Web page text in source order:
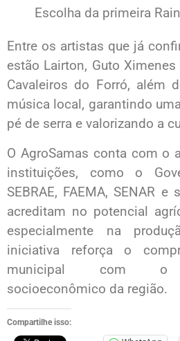
Escolha da primeira
Entre os artistas que já
estão Lairton, Guto
Cavaleiros do Forró, além
música local, garantindo
pé de serra e valorizando a
O AgroSamas conta com o
instituições, como o
SEBRAE, FAEMA, SENAR
acreditam no potencial
especialmente na
iniciativa reforça o
municipal com o
socioeconômico da região.
Compartilhe isso: